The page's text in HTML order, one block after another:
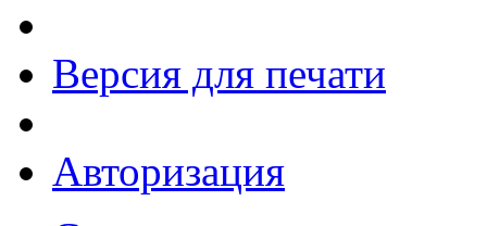
Версия для печати
Авторизация